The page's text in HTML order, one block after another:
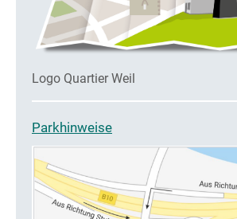
Logo Quartier Weil
Parkhinweise